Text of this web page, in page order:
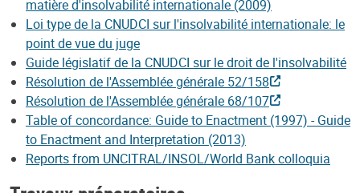
matière d'insolvabilité internationale (2009)
Loi type de la CNUDCI sur l'insolvabilité internationale: le
point de vue du juge
Guide législatif de la CNUDCI sur le droit de l'insolvabilité
Résolution de l'Assemblée générale 52/158
Résolution de l'Assemblée générale 68/107
Table of concordance: Guide to Enactment (1997) - Guide
to Enactment and Interpretation (2013)
Reports from UNCITRAL/INSOL/World Bank colloquia